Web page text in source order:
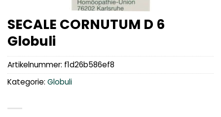
SECALE CORNUTUM D 6
Globuli
Artikelnummer: f1d26b586ef8
Kategorie: Globuli